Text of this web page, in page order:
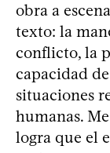
obra a
texto: la
conflicto, la
capacidad
situaciones
humanas.
logra que el